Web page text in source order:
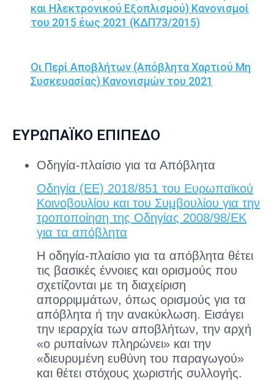
και Ηλεκτρονικού Εξοπλισμού) Κανονισμοί
του 2015 έως 2021 (ΚΔΠ73/2015)
Οι Περί Αποβλήτων (Απόβλητα Χαρτιού Μη
Συσκευασίας) Κανονισμών του 2021
ΕΥΡΩΠΑΪΚΟ ΕΠΙΠΕΔΟ
Οδηγία-πλαίσιο για τα Απόβλητα
Οδηγία (EE) 2018/851 του Ευρωπαϊκού
Κοινοβουλίου και του Συμβουλίου για την
τροποποίηση της Οδηγίας 2008/98/ΕK
για τα απόβλητα
Η οδηγία-πλαίσιο για τα απόβλητα θέτει
τις βασικές έννοιες και ορισμούς που
σχετίζονται με τη διαχείριση
απορριμμάτων, όπως ορισμούς για τα
απόβλητα ή την ανακύκλωση. Εισάγει
την ιεραρχία των αποβλήτων, την αρχή
«ο ρυπαίνων πληρώνει» και την
«διευρυμένη ευθύνη του παραγωγού»
και θέτει στόχους χωριστής συλλογής.